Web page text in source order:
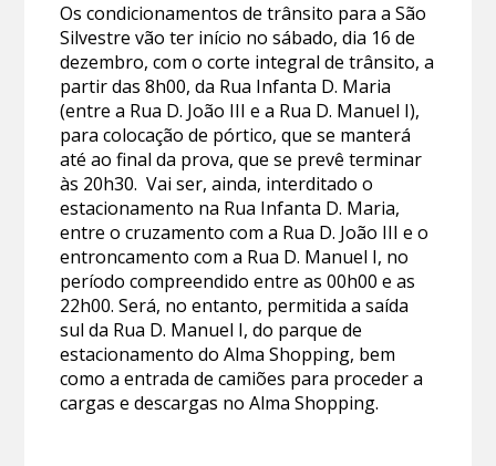
Os condicionamentos de trânsito para a São
Silvestre vão ter início no sábado, dia 16 de
dezembro, com o corte integral de trânsito, a
partir das 8h00, da Rua Infanta D. Maria
(entre a Rua D. João III e a Rua D. Manuel I),
para colocação de pórtico, que se manterá
até ao final da prova, que se prevê terminar
às 20h30. Vai ser, ainda, interditado o
estacionamento na Rua Infanta D. Maria,
entre o cruzamento com a Rua D. João III e o
entroncamento com a Rua D. Manuel I, no
período compreendido entre as 00h00 e as
22h00. Será, no entanto, permitida a saída
sul da Rua D. Manuel I, do parque de
estacionamento do Alma Shopping, bem
como a entrada de camiões para proceder a
cargas e descargas no Alma Shopping.